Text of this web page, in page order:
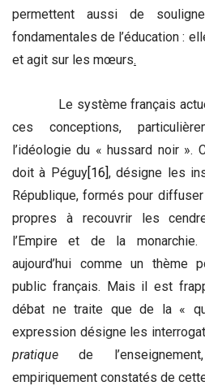
permettent aussi de
fondamentales de l’éducation :
et agit sur les mœurs.
Le système français actuel
ces conceptions,
l’idéologie du « hussard noir ».
doit à Péguy[16], désigne les
République, formés pour
propres à recouvrir les
l’Empire et de la monarchie.
aujourd’hui comme un thème
public français. Mais il est
débat ne traite que de la «
expression désigne les
pratique de
empiriquement constatés de